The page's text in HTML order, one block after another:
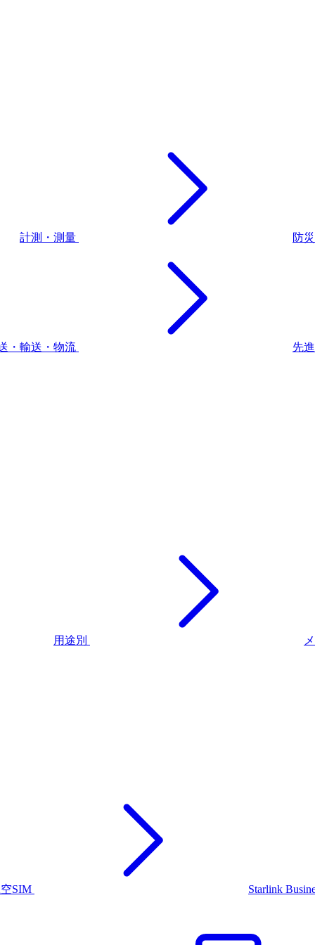
計測・測量 防
・輸送・物流
先
用途別
SIM
Starlink